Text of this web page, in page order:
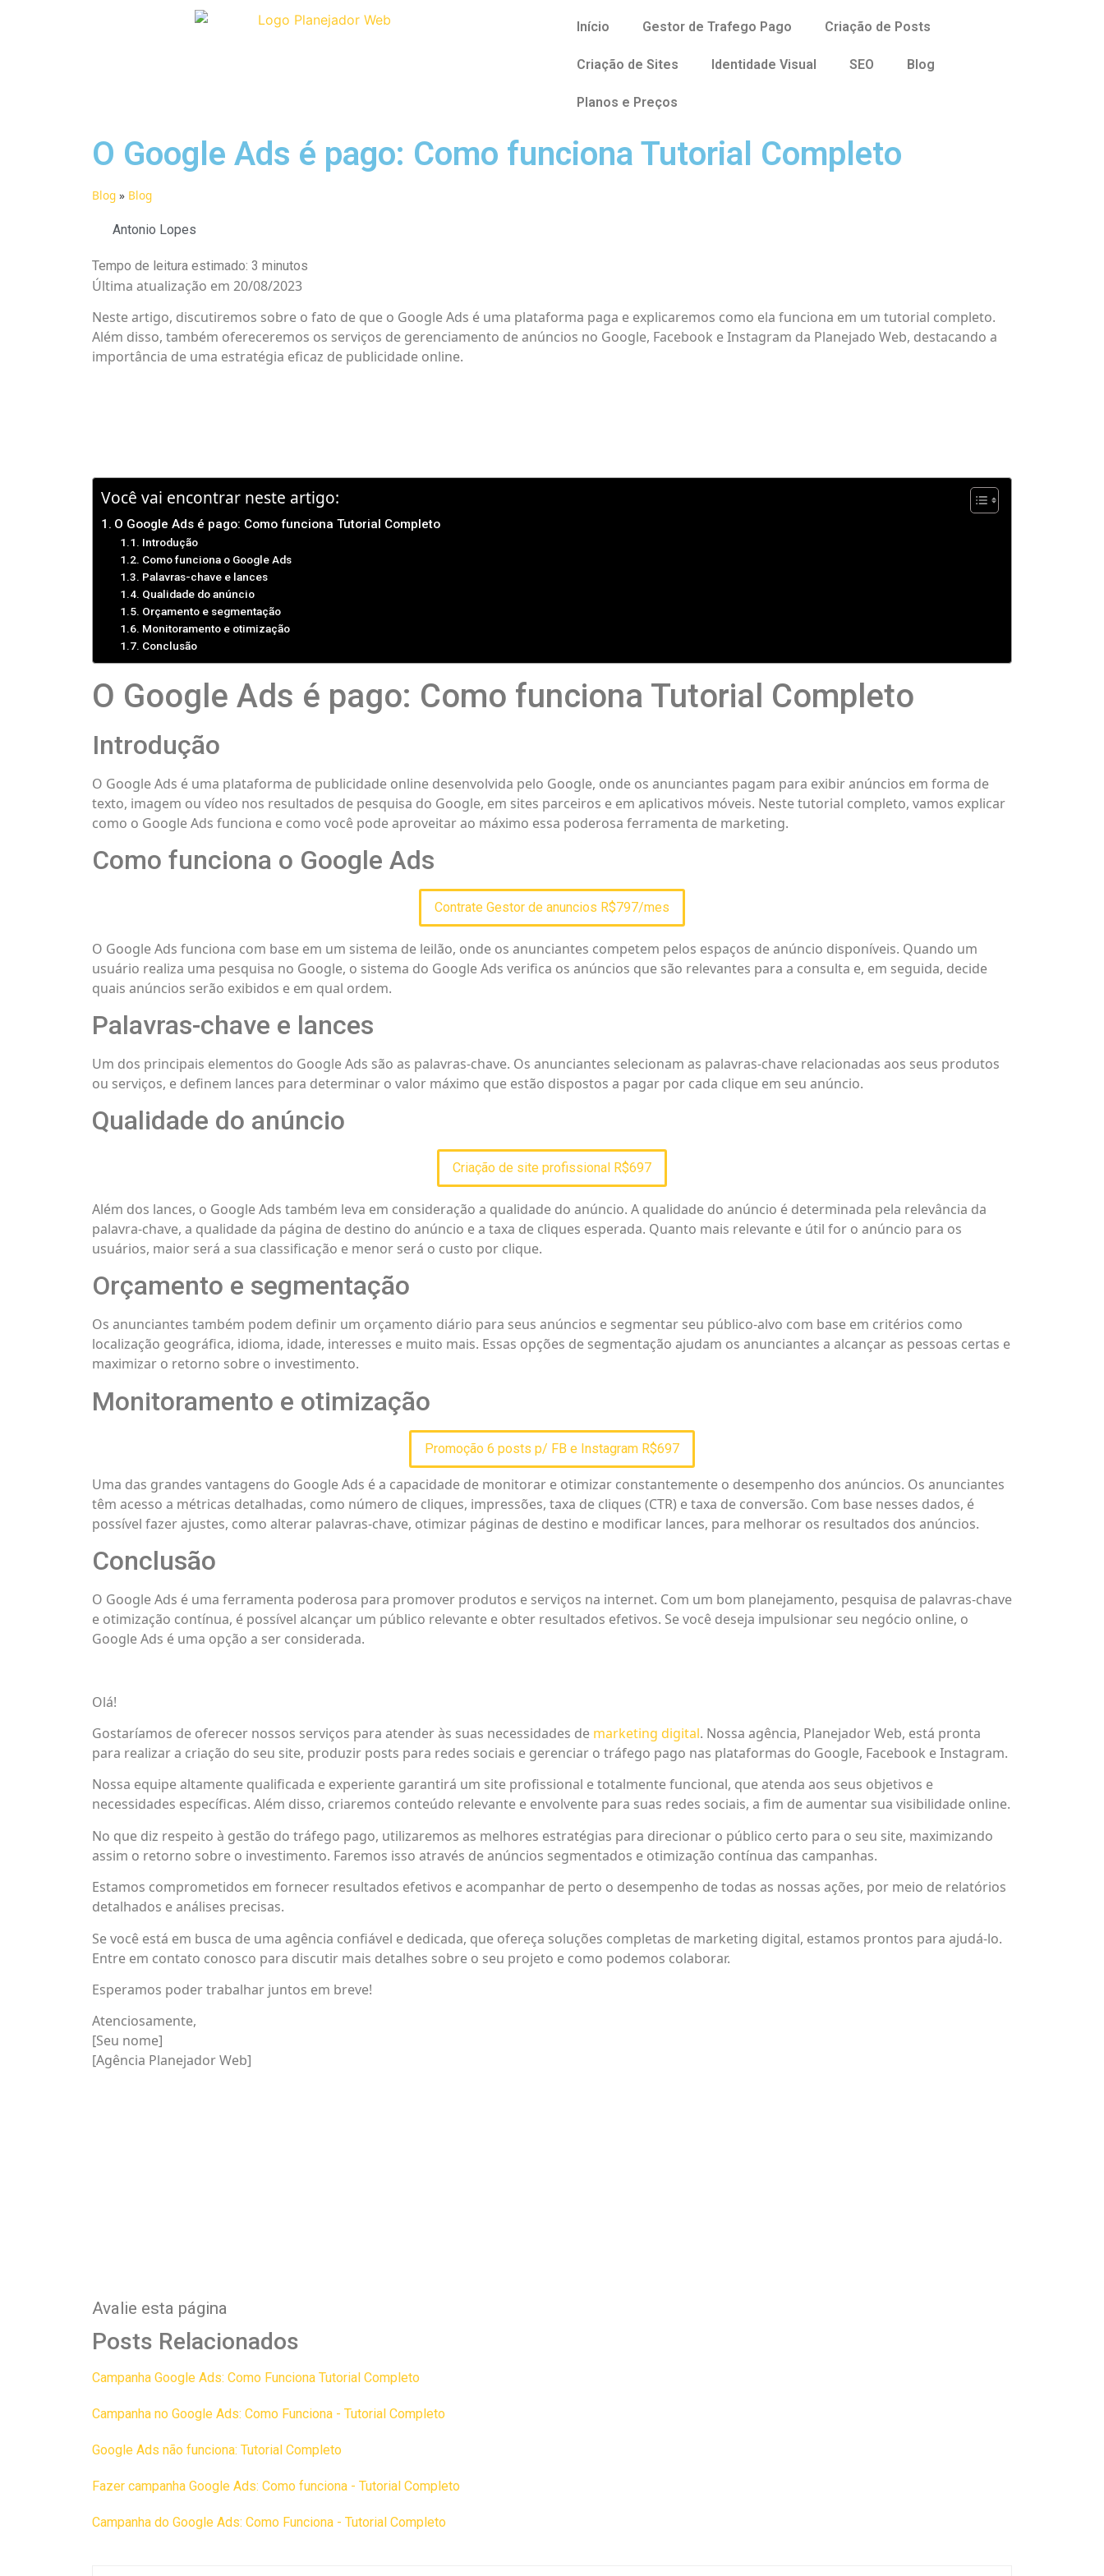
Início Gestor de Trafego Pago Criação de Posts
Criação de Sites Identidade Visual SEO Blog
Planos e Preços
O Google Ads é pago: Como funciona Tutorial Completo
Blog » Blog
Antonio Lopes
Tempo de leitura estimado: 3 minutos
Última atualização em 20/08/2023
Neste artigo, discutiremos sobre o fato de que o Google Ads é uma plataforma paga e explicaremos como ela funciona em um tutorial completo.
Além disso, também ofereceremos os serviços de gerenciamento de anúncios no Google, Facebook e Instagram da Planejado Web, destacando a
importância de uma estratégia eficaz de publicidade online.
Você vai encontrar neste artigo:
O Google Ads é pago: Como funciona Tutorial Completo
Introdução
Como funciona o Google Ads
Palavras-chave e lances
Qualidade do anúncio
Orçamento e segmentação
Monitoramento e otimização
Conclusão
O Google Ads é pago: Como funciona Tutorial Completo
Introdução
O Google Ads é uma plataforma de publicidade online desenvolvida pelo Google, onde os anunciantes pagam para exibir anúncios em forma de
texto, imagem ou vídeo nos resultados de pesquisa do Google, em sites parceiros e em aplicativos móveis. Neste tutorial completo, vamos explicar
como o Google Ads funciona e como você pode aproveitar ao máximo essa poderosa ferramenta de marketing.
Como funciona o Google Ads
Contrate Gestor de anuncios R$797/mes
O Google Ads funciona com base em um sistema de leilão, onde os anunciantes competem pelos espaços de anúncio disponíveis. Quando um
usuário realiza uma pesquisa no Google, o sistema do Google Ads verifica os anúncios que são relevantes para a consulta e, em seguida, decide
quais anúncios serão exibidos e em qual ordem.
Palavras-chave e lances
Um dos principais elementos do Google Ads são as palavras-chave. Os anunciantes selecionam as palavras-chave relacionadas aos seus produtos
ou serviços, e definem lances para determinar o valor máximo que estão dispostos a pagar por cada clique em seu anúncio.
Qualidade do anúncio
Criação de site profissional R$697
Além dos lances, o Google Ads também leva em consideração a qualidade do anúncio. A qualidade do anúncio é determinada pela relevância da
palavra-chave, a qualidade da página de destino do anúncio e a taxa de cliques esperada. Quanto mais relevante e útil for o anúncio para os
usuários, maior será a sua classificação e menor será o custo por clique.
Orçamento e segmentação
Os anunciantes também podem definir um orçamento diário para seus anúncios e segmentar seu público-alvo com base em critérios como
localização geográfica, idioma, idade, interesses e muito mais. Essas opções de segmentação ajudam os anunciantes a alcançar as pessoas certas e
maximizar o retorno sobre o investimento.
Monitoramento e otimização
Promoção 6 posts p/ FB e Instagram R$697
Uma das grandes vantagens do Google Ads é a capacidade de monitorar e otimizar constantemente o desempenho dos anúncios. Os anunciantes
têm acesso a métricas detalhadas, como número de cliques, impressões, taxa de cliques (CTR) e taxa de conversão. Com base nesses dados, é
possível fazer ajustes, como alterar palavras-chave, otimizar páginas de destino e modificar lances, para melhorar os resultados dos anúncios.
Conclusão
O Google Ads é uma ferramenta poderosa para promover produtos e serviços na internet. Com um bom planejamento, pesquisa de palavras-chave
e otimização contínua, é possível alcançar um público relevante e obter resultados efetivos. Se você deseja impulsionar seu negócio online, o
Google Ads é uma opção a ser considerada.
Olá!
Gostaríamos de oferecer nossos serviços para atender às suas necessidades de marketing digital. Nossa agência, Planejador Web, está pronta
para realizar a criação do seu site, produzir posts para redes sociais e gerenciar o tráfego pago nas plataformas do Google, Facebook e Instagram.
Nossa equipe altamente qualificada e experiente garantirá um site profissional e totalmente funcional, que atenda aos seus objetivos e
necessidades específicas. Além disso, criaremos conteúdo relevante e envolvente para suas redes sociais, a fim de aumentar sua visibilidade online.
No que diz respeito à gestão do tráfego pago, utilizaremos as melhores estratégias para direcionar o público certo para o seu site, maximizando
assim o retorno sobre o investimento. Faremos isso através de anúncios segmentados e otimização contínua das campanhas.
Estamos comprometidos em fornecer resultados efetivos e acompanhar de perto o desempenho de todas as nossas ações, por meio de relatórios
detalhados e análises precisas.
Se você está em busca de uma agência confiável e dedicada, que ofereça soluções completas de marketing digital, estamos prontos para ajudá-lo.
Entre em contato conosco para discutir mais detalhes sobre o seu projeto e como podemos colaborar.
Esperamos poder trabalhar juntos em breve!
Atenciosamente,
[Seu nome]
[Agência Planejador Web]
Avalie esta página
Posts Relacionados
Campanha Google Ads: Como Funciona Tutorial Completo
Campanha no Google Ads: Como Funciona - Tutorial Completo
Google Ads não funciona: Tutorial Completo
Fazer campanha Google Ads: Como funciona - Tutorial Completo
Campanha do Google Ads: Como Funciona - Tutorial Completo